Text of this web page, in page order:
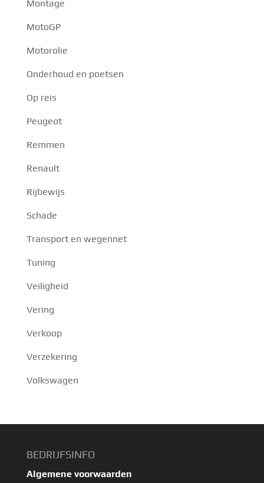
Montage
MotoGP
Motorolie
Onderhoud en poetsen
Op reis
Peugeot
Remmen
Renault
Rijbewijs
Schade
Transport en wegennet
Tuning
Veiligheid
Vering
Verkoop
Verzekering
Volkswagen
BEDRIJFSINFO
Algemene voorwaarden